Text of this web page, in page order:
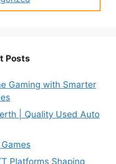
Posts
Gaming with Smarter
| Quality Used Auto
Platforms Shaping